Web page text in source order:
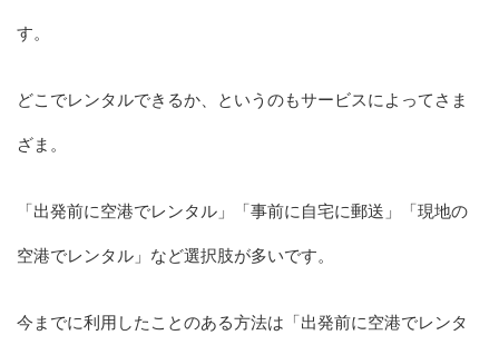
す。
どこでレンタルできるか、というのもサービスによってさま
ざま。
「出発前に空港でレンタル」「事前に自宅に郵送」「現地の
空港でレンタル」など選択肢が多いです。
今までに利用したことのある方法は「出発前に空港でレンタ